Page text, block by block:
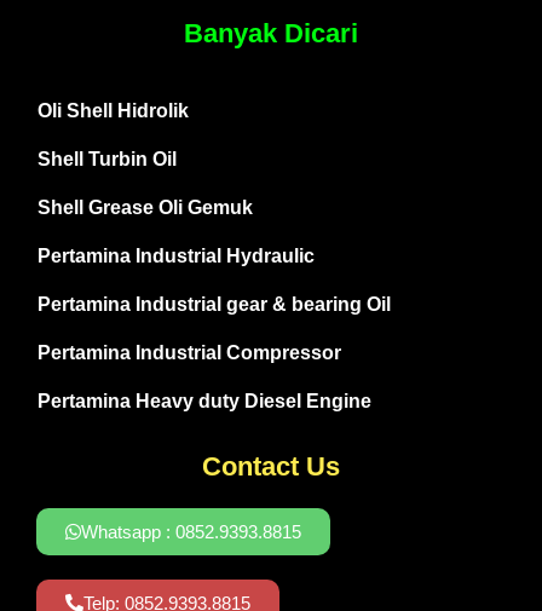
Banyak Dicari
Oli Shell Hidrolik
Shell Turbin Oil
Shell Grease Oli Gemuk
Pertamina Industrial Hydraulic
Pertamina Industrial gear & bearing Oil
Pertamina Industrial Compressor
Pertamina Heavy duty Diesel Engine
Contact Us
Whatsapp : 0852.9393.8815
Telp: 0852.9393.8815